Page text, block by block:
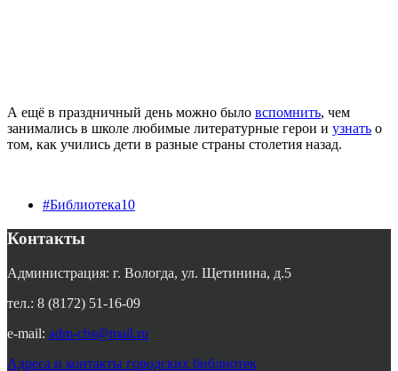
А ещё в праздничный день можно было вспомнить, чем
занимались в школе любимые литературные герои и узнать о
том, как учились дети в разные страны столетия назад.
#Библиотека10
Контакты
Администрация: г. Вологда, ул. Щетинина, д.5
тел.: 8 (8172) 51-16-09
e-mail: adm-cbs@mail.ru
Адреса и контакты городских библиотек